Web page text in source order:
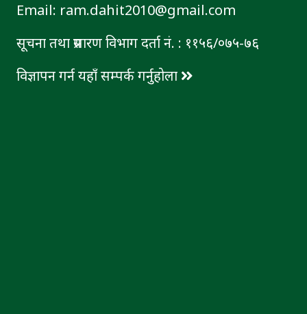
Email: ram.dahit2010@gmail.com
सूचना तथा प्रसारण विभाग दर्ता नं. : ११५६/०७५-७६
विज्ञापन गर्न यहाँ सम्पर्क गर्नुहोला